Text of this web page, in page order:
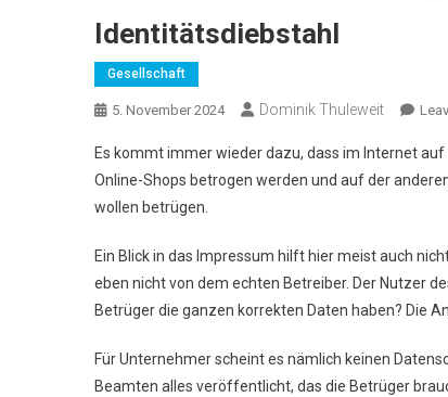
Identitätsdiebstahl
Gesellschaft
5. November 2024 Dominik Thuleweit
Es kommt immer wieder dazu, dass im Internet
Online-Shops betrogen werden und auf der
wollen betrügen.
Ein Blick in das Impressum hilft hier meist auch
eben nicht von dem echten Betreiber. Der Nutzer
Betrüger die ganzen korrekten Daten haben? Die
Für Unternehmer scheint es nämlich keinen
Beamten alles veröffentlicht, das die Betrüger